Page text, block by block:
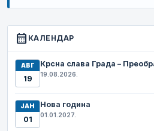
calendar_month КАЛЕНДАР
АВГ
19
Крсна слава Града –
19.08.2026.
ЈАН
01
Нова година
01.01.2027.